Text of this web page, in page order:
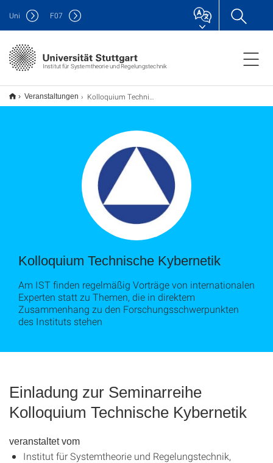
Institut für Systemtheorie und Regelungstechnik
Uni F07
Veranstaltungen Kolloquium Technische Kybernetik
Kolloquium Technische Kybernetik
Am IST finden regelmäßig Vorträge von internationalen
Experten statt zu Themen, die in direktem
Zusammenhang zu den Forschungsschwerpunkten
des Instituts stehen
Einladung zur Seminarreihe
Kolloquium Technische Kybernetik
veranstaltet vom
Institut für Systemtheorie und Regelungstechnik,